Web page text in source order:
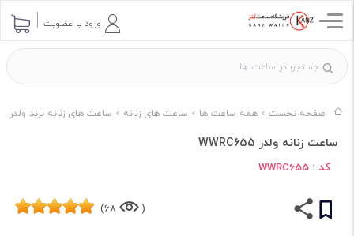
ورود یا عضویت
صفحه نخست همه ساعت ها ساعت های زنانه ساعت های زنانه برند ولدر
ساعت زنانه ولدر WWRC655
کد : WWRC655
(
68)